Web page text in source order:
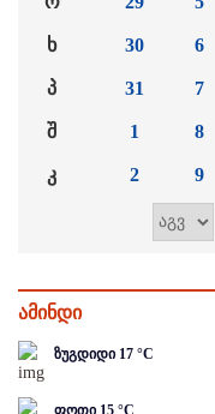
ხ
პ
შ
კ
30
31
1
2
6
7
8
9
ამინდი
ზუგდიდი 17 °C
ფოთი 15 °C